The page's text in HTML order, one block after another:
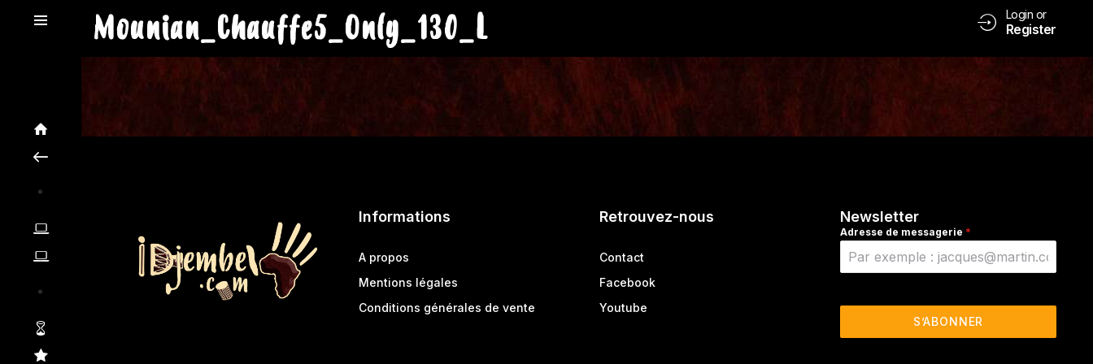
Mounian_Chauffe5_Only_130_L Login or
Register
Informations
A propos
Mentions légales
Conditions générales de vente
Retrouvez-nous
Contact
Facebook
Youtube
Newsletter
Adresse de messagerie *
S’ABONNER